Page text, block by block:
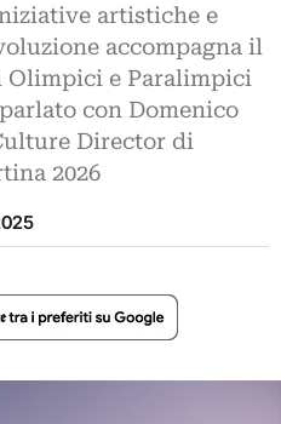
artistiche e
accompagna il
Olimpici e Paralimpici
con Domenico
Director di
2026